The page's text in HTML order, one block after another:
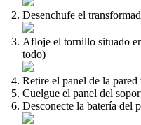
Desenchufe el
Afloje el tornillo situado
todo)
Retire el panel de la
Cuelgue el panel del
Desconecte la batería del